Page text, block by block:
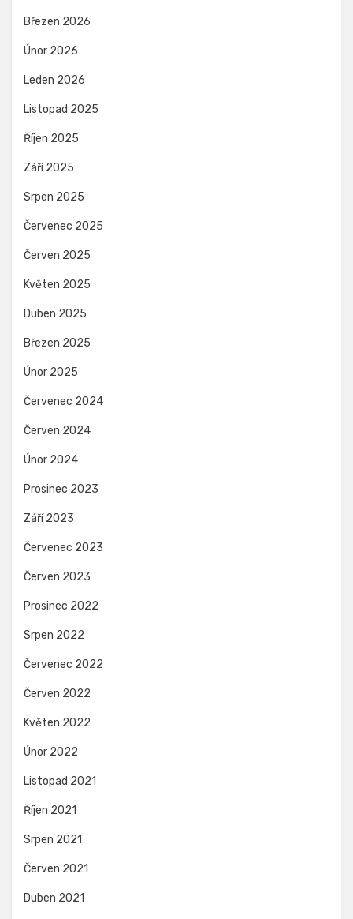
Březen 2026
Únor 2026
Leden 2026
Listopad 2025
Říjen 2025
Září 2025
Srpen 2025
Červenec 2025
Červen 2025
Květen 2025
Duben 2025
Březen 2025
Únor 2025
Červenec 2024
Červen 2024
Únor 2024
Prosinec 2023
Září 2023
Červenec 2023
Červen 2023
Prosinec 2022
Srpen 2022
Červenec 2022
Červen 2022
Květen 2022
Únor 2022
Listopad 2021
Říjen 2021
Srpen 2021
Červen 2021
Duben 2021